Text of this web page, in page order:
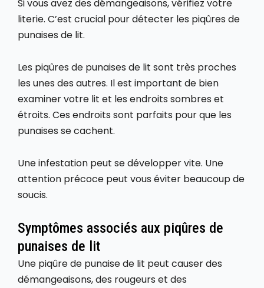
Si vous avez des démangeaisons, vérifiez votre
literie. C’est crucial pour détecter les piqûres de
punaises de lit.
Les piqûres de punaises de lit sont très proches
les unes des autres. Il est important de bien
examiner votre lit et les endroits sombres et
étroits. Ces endroits sont parfaits pour que les
punaises se cachent.
Une infestation peut se développer vite. Une
attention précoce peut vous éviter beaucoup de
soucis.
Symptômes associés aux piqûres de
punaises de lit
Une piqûre de punaise de lit peut causer des
démangeaisons, des rougeurs et des